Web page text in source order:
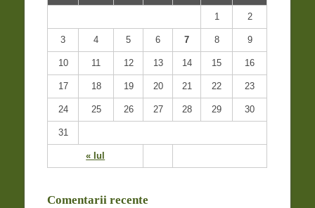
« Iul
1 2
3 4 5 6 7 8 9
10 11 12 13 14 15 16
17 18 19 20 21 22 23
24 25 26 27 28 29 30
31
Comentarii recente